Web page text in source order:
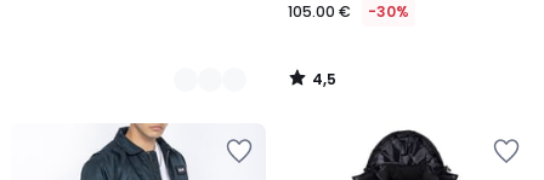
105.00 € -30%
4,5
/